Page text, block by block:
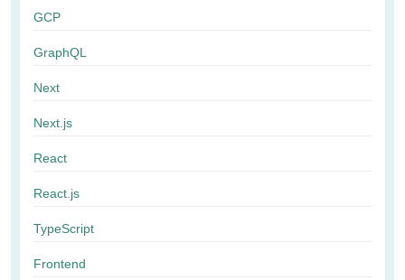
GCP
GraphQL
Next
Next.js
React
React.js
TypeScript
Frontend